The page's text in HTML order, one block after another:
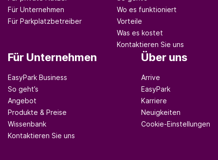
Für Unternehmen
Für Parkplatzbetreiber
Wo es funktioniert
Vorteile
Was es kostet
Kontaktieren Sie uns
Für Unternehmen
EasyPark Business
So geht’s
Angebot
Produkte & Preise
Wissenbank
Kontaktieren Sie uns
Über uns
Arrive
EasyPark
Karriere
Neuigkeiten
Cookie-Einstellungen